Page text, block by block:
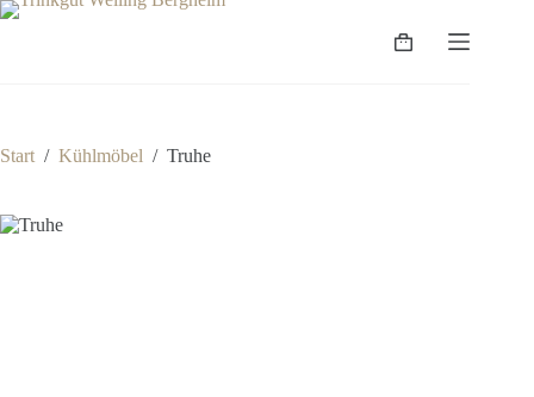
Zum
Warenkorb
Start / Kühlmöbel / Truhe